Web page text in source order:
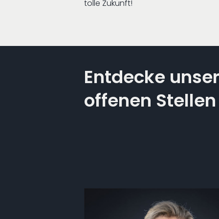
tolle Zukunft!
Entdecke
offenen Stellen